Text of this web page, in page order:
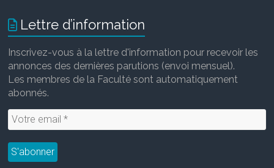
Lettre d’information
Inscrivez-vous à la lettre d'information pour recevoir les
annonces des dernières parutions (envoi mensuel).
Les membres de la Faculté sont automatiquement
abonnés.